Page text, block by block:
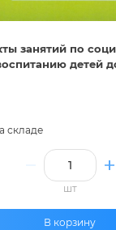
занятий по
детей
складе
шт
В корзину